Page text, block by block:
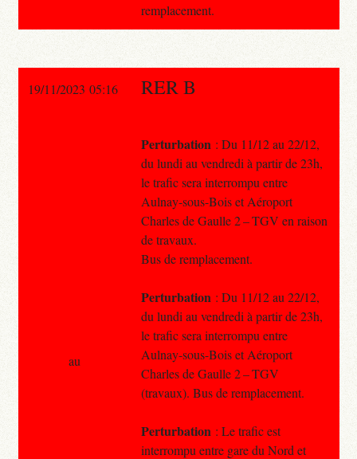
remplacement.
19/11/2023 05:16 RER B
Perturbation : Du 11/12 au 22/12,
du lundi au vendredi à partir de 23h,
le trafic sera interrompu entre
Aulnay-sous-Bois et Aéroport
Charles de Gaulle 2 – TGV en raison
de travaux.
Bus de remplacement.
Perturbation : Du 11/12 au 22/12,
du lundi au vendredi à partir de 23h,
le trafic sera interrompu entre
Aulnay-sous-Bois et Aéroport
Charles de Gaulle 2 – TGV
(travaux). Bus de remplacement.
Perturbation : Le trafic est
interrompu entre gare du Nord et
au